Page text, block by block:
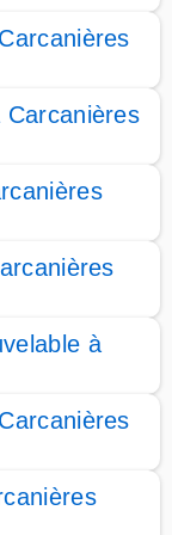
à